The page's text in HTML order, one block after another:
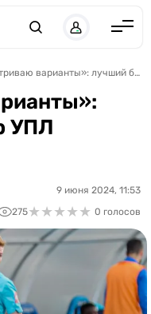
«Рассматриваю варианты»: лучший бомбардир УПЛ остался без клуба
УПЛ
9 июня 2024, 11:53
275★★★★★
★★★★★ 0 голосов